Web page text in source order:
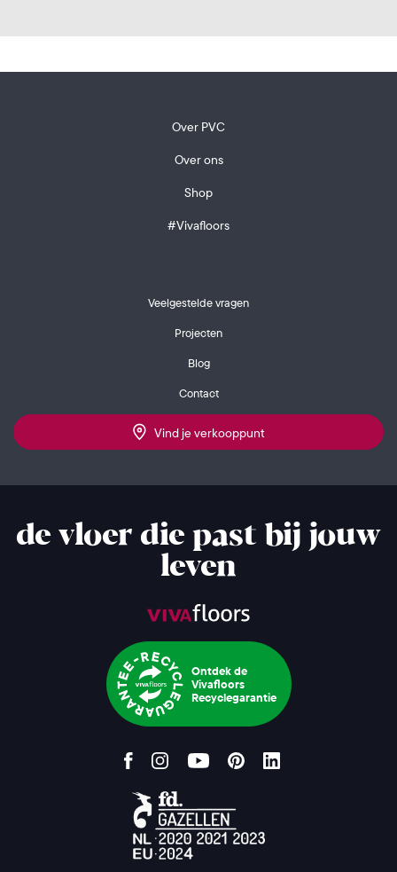
Over PVC
Over ons
Shop
#Vivafloors
Veelgestelde vragen
Projecten
Blog
Contact
Vind je verkooppunt
de vloer die past bij jouw
leven
Ontdek de
Vivafloors
Recyclegarantie